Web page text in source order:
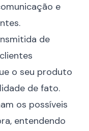
e
de
o seu produto
de fato.
os possíveis
entendendo